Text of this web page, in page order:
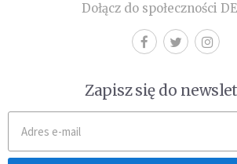
Dołącz do społeczności
Zapisz się do